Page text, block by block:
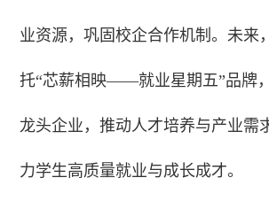
业资源，巩固校企合作机制。未来
托“芯薪相映——就业星期五”品牌
龙头企业，推动人才培养与产业需
力学生高质量就业与成长成才。